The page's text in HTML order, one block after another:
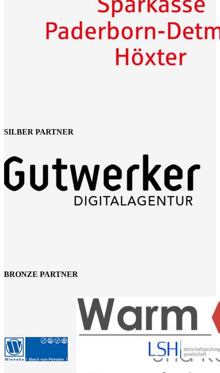
SILBER PARTNER
BRONZE PARTNER